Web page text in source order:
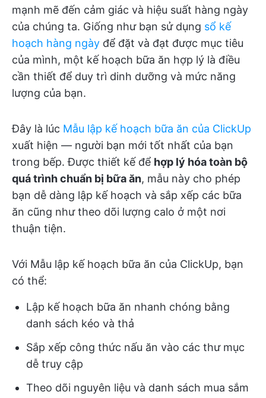
mạnh mẽ đến cảm giác và hiệu suất hàng ngày
của chúng ta. Giống như bạn sử dụng sổ kế
hoạch hàng ngày để đặt và đạt được mục tiêu
của mình, một kế hoạch bữa ăn hợp lý là điều
cần thiết để duy trì dinh dưỡng và mức năng
lượng của bạn.
Đây là lúc Mẫu lập kế hoạch bữa ăn của ClickUp
xuất hiện — người bạn mới tốt nhất của bạn
trong bếp. Được thiết kế để hợp lý hóa toàn bộ
quá trình chuẩn bị bữa ăn, mẫu này cho phép
bạn dễ dàng lập kế hoạch và sắp xếp các bữa
ăn cũng như theo dõi lượng calo ở một nơi
thuận tiện.
Với Mẫu lập kế hoạch bữa ăn của ClickUp, bạn
có thể:
Lập kế hoạch bữa ăn nhanh chóng bằng
danh sách kéo và thả
Sắp xếp công thức nấu ăn vào các thư mục
dễ truy cập
Theo dõi nguyên liệu và danh sách mua sắm